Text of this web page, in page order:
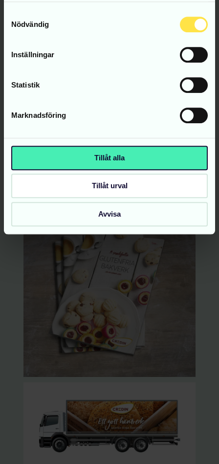
Nödvändig
Inställningar
Statistik
Marknadsföring
Tillåt alla
Tillåt urval
Avvisa